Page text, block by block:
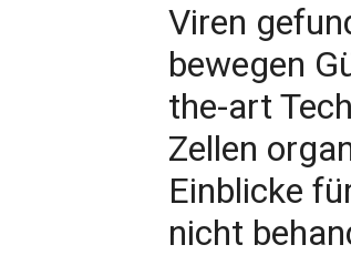
Viren
bewegen
the-art
Zellen
Einblicke
nicht